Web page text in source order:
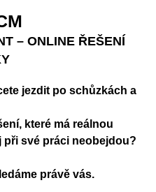
– ONLINE ŘEŠENÍ
jezdit po schůzkách a
které má reálnou
při své práci neobejdou?
právě vás.